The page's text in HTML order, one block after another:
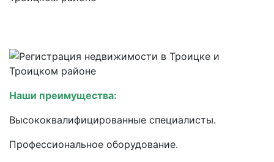
Наши преимущества:
Высококвалифицированные специалисты.
Профессиональное оборудование.